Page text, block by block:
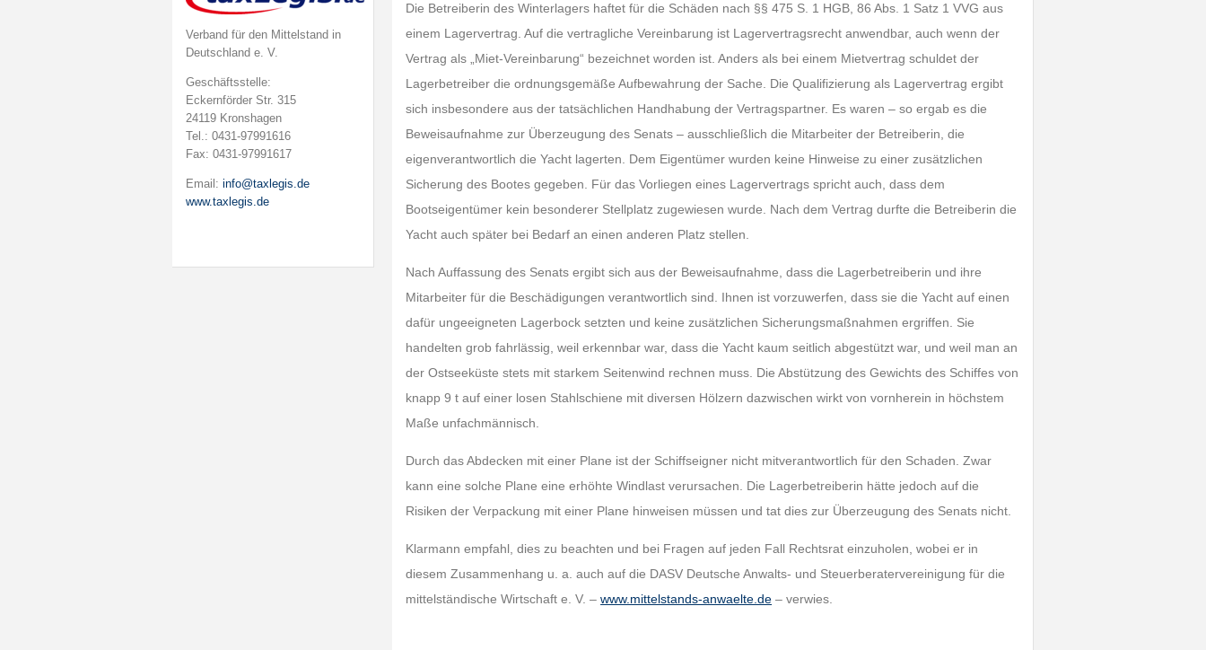
Verband für den Mittelstand in
Deutschland e. V.
Geschäftsstelle:
Eckernförder Str. 315
24119 Kronshagen
Tel.: 0431-97991616
Fax: 0431-97991617
Email: info@taxlegis.de
www.taxlegis.de
Die Betreiberin des Winterlagers haftet für die Schäden nach §§ 475 S. 1 HGB, 86 Abs. 1 Satz 1 VVG aus
einem Lagervertrag. Auf die vertragliche Vereinbarung ist Lagervertragsrecht anwendbar, auch wenn der
Vertrag als „Miet-Vereinbarung“ bezeichnet worden ist. Anders als bei einem Mietvertrag schuldet der
Lagerbetreiber die ordnungsgemäße Aufbewahrung der Sache. Die Qualifizierung als Lagervertrag ergibt
sich insbesondere aus der tatsächlichen Handhabung der Vertragspartner. Es waren – so ergab es die
Beweisaufnahme zur Überzeugung des Senats – ausschließlich die Mitarbeiter der Betreiberin, die
eigenverantwortlich die Yacht lagerten. Dem Eigentümer wurden keine Hinweise zu einer zusätzlichen
Sicherung des Bootes gegeben. Für das Vorliegen eines Lagervertrags spricht auch, dass dem
Bootseigentümer kein besonderer Stellplatz zugewiesen wurde. Nach dem Vertrag durfte die Betreiberin die
Yacht auch später bei Bedarf an einen anderen Platz stellen.
Nach Auffassung des Senats ergibt sich aus der Beweisaufnahme, dass die Lagerbetreiberin und ihre
Mitarbeiter für die Beschädigungen verantwortlich sind. Ihnen ist vorzuwerfen, dass sie die Yacht auf einen
dafür ungeeigneten Lagerbock setzten und keine zusätzlichen Sicherungsmaßnahmen ergriffen. Sie
handelten grob fahrlässig, weil erkennbar war, dass die Yacht kaum seitlich abgestützt war, und weil man an
der Ostseeküste stets mit starkem Seitenwind rechnen muss. Die Abstützung des Gewichts des Schiffes von
knapp 9 t auf einer losen Stahlschiene mit diversen Hölzern dazwischen wirkt von vornherein in höchstem
Maße unfachmännisch.
Durch das Abdecken mit einer Plane ist der Schiffseigner nicht mitverantwortlich für den Schaden. Zwar
kann eine solche Plane eine erhöhte Windlast verursachen. Die Lagerbetreiberin hätte jedoch auf die
Risiken der Verpackung mit einer Plane hinweisen müssen und tat dies zur Überzeugung des Senats nicht.
Klarmann empfahl, dies zu beachten und bei Fragen auf jeden Fall Rechtsrat einzuholen, wobei er in
diesem Zusammenhang u. a. auch auf die DASV Deutsche Anwalts- und Steuerberatervereinigung für die
mittelständische Wirtschaft e. V. –www.mittelstands-anwaelte.de – verwies.